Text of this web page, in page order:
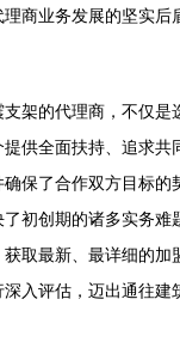
商业务发展的坚实后
架的代理商，不仅是
供全面扶持、追求共
保了合作双方目标的
初创期的诸多实务难
取最新、最详细的加
入评估，迈出通往建